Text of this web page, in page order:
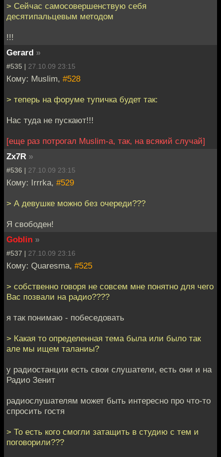
> Сейчас самосовершенствую себя
десятипальцевым методом
!!!
Gerard »
#535 | 27.10.09 23:15
Кому: Muslim, #528
> теперь на форуме тупичка будет так:
Нас туда не пускают!!!
[еще раз потрогал Muslim-a, так, на всякий случай]
Zx7R »
#536 | 27.10.09 23:15
Кому: Irrrka, #529
> А девушке можно без очереди???
Я свободен!
Goblin »
#537 | 27.10.09 23:16
Кому: Quaresma, #525
> собственно говоря не совсем мне понятно для чего
Вас позвали на радио????
я так понимаю - побеседовать
> Какая то определенная тема была или было так
але мы ищем таланиы?
у радиостанции есть свои слушатели, есть они и на
Радио Зенит
радиослушателям может быть интересно про что-то
спросить гостя
> То есть кого смогли затащить в студию с тем и
поговорили???